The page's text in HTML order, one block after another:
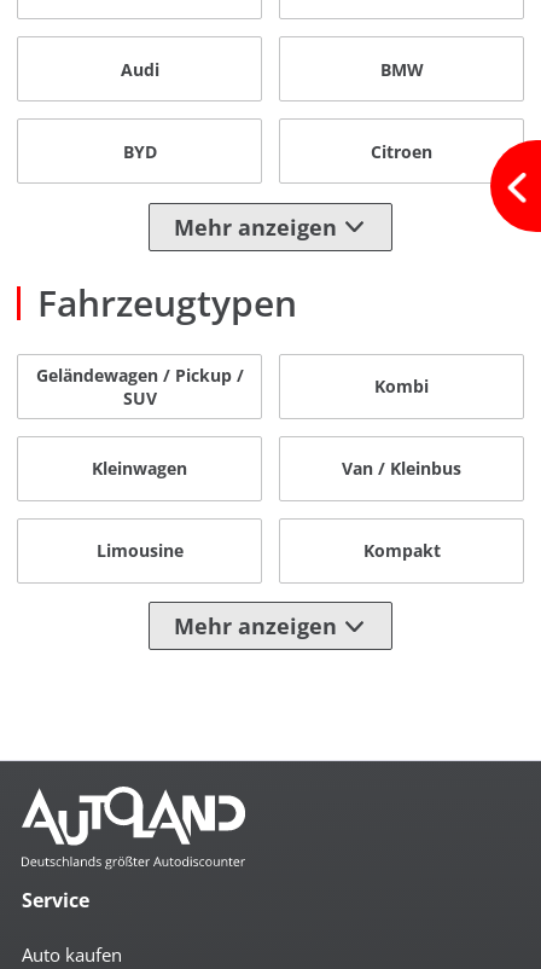
Audi BMW
BYD Citroen
Mehr anzeigen
Fahrzeugtypen
Geländewagen / Pickup /
SUV
Kombi
Kleinwagen Van / Kleinbus
Limousine Kompakt
Mehr anzeigen
Service
Auto kaufen